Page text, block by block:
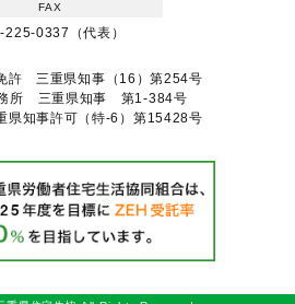
FAX
225-0337（代表）
許 三重県知事（16）第254号
所 三重県知事 第1-384号
知事許可（特-6）第15428号